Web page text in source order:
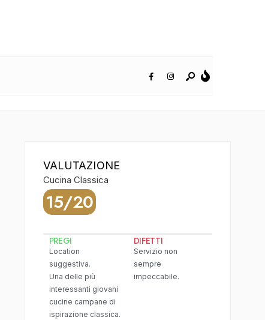
VALUTAZIONE
Cucina Classica
15/20
PREGI
Location
suggestiva.
Una delle più
interessanti giovani
cucine campane di
ispirazione classica.
DIFETTI
Servizio non
sempre
impeccabile.